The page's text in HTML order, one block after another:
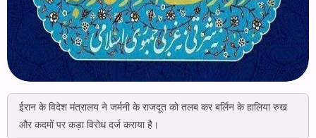
ईरान के विदेश मंत्रालय ने जर्मनी के राजदूत को तलब कर बर्लिन के हालिया रुख
और कदमों पर कड़ा विरोध दर्ज कराया है।